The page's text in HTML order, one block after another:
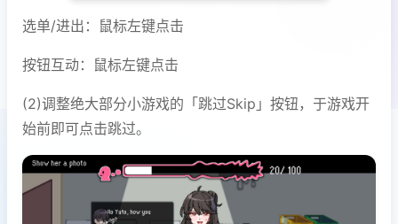
选单/进出：鼠标左键点击
按钮互动：鼠标左键点击
(2)调整绝大部分小游戏的「跳过Skip」按钮，于游戏开
始前即可点击跳过。